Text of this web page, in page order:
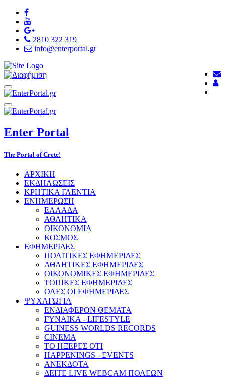
2810 322 319
info@enterportal.gr
Enter Portal
The Portal of Crete!
ΑΡΧΙΚΗ
ΕΚΔΗΛΩΣΕΙΣ
ΚΡΗΤΙΚΑ ΓΛΕΝΤΙΑ
ΕΝΗΜΕΡΩΣΗ
ΕΛΛΑΔΑ
ΑΘΛΗΤΙΚΑ
ΟΙΚΟΝΟΜΙΑ
ΚΟΣΜΟΣ
ΕΦΗΜΕΡΙΔΕΣ
ΠΟΛΙΤΙΚΕΣ ΕΦΗΜΕΡΙΔΕΣ
ΑΘΛΗΤΙΚΕΣ ΕΦΗΜΕΡΙΔΕΣ
ΟΙΚΟΝΟΜΙΚΕΣ ΕΦΗΜΕΡΙΔΕΣ
ΤΟΠΙΚΕΣ ΕΦΗΜΕΡΙΔΕΣ
ΟΛΕΣ ΟΙ ΕΦΗΜΕΡΙΔΕΣ
ΨΥΧΑΓΩΓΙΑ
ΕΝΔΙΑΦΕΡΟΝ ΘΕΜΑΤΑ
ΓΥΝΑΙΚΑ - LIFESTYLE
GUINESS WORLDS RECORDS
CINEMA
ΤΟ ΗΞΕΡΕΣ ΟΤΙ
HAPPENINGS - EVENTS
ΑΝΕΚΔΟΤΑ
ΔΕΙΤΕ LIVE WEBCAM ΠΟΛΕΩΝ